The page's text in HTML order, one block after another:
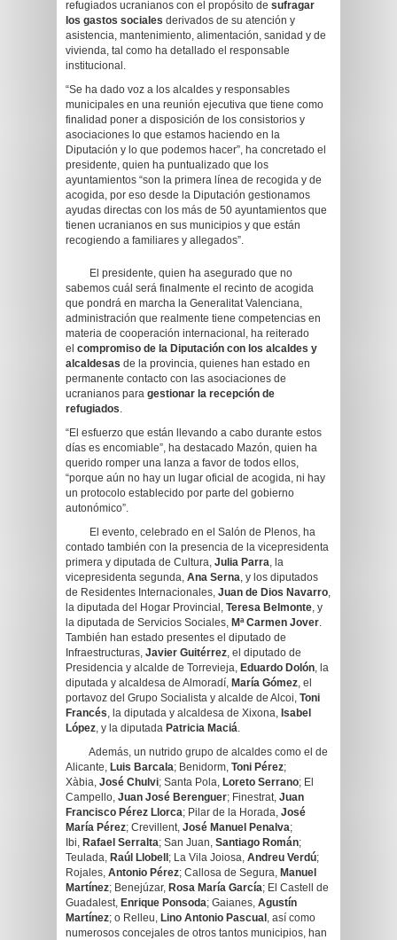
refugiados ucranianos con el propósito de sufragar
los gastos sociales derivados de su atención y
asistencia, mantenimiento, alimentación, sanidad y de
vivienda, tal como ha detallado el responsable
institucional.
“Se ha dado voz a los alcaldes y responsables
municipales en una reunión ejecutiva que tiene como
finalidad poner a disposición de los consistorios y
asociaciones lo que estamos haciendo en la
Diputación y lo que podemos hacer”, ha concretado el
presidente, quien ha puntualizado que los
ayuntamientos “son la primera línea de recogida y de
acogida, por eso desde la Diputación gestionamos
ayudas directas con los más de 50 ayuntamientos que
tienen ucranianos en sus municipios y que están
recogiendo a familiares y allegados”.
El presidente, quien ha asegurado que no
sabemos cuál será finalmente el recinto de acogida
que pondrá en marcha la Generalitat Valenciana,
administración que realmente tiene competencias en
materia de cooperación internacional, ha reiterado
el compromiso de la Diputación con los alcaldes y
alcaldesas de la provincia, quienes han estado en
permanente contacto con las asociaciones de
ucranianos para gestionar la recepción de
refugiados.
“El esfuerzo que están llevando a cabo durante estos
días es encomiable”, ha destacado Mazón, quien ha
querido romper una lanza a favor de todos ellos,
“porque aún no hay un lugar oficial de acogida, ni hay
un protocolo establecido por parte del gobierno
autonómico”.
El evento, celebrado en el Salón de Plenos, ha
contado también con la presencia de la vicepresidenta
primera y diputada de Cultura, Julia Parra, la
vicepresidenta segunda, Ana Serna, y los diputados
de Residentes Internacionales, Juan de Dios Navarro,
la diputada del Hogar Provincial, Teresa Belmonte, y
la diputada de Servicios Sociales, Mª Carmen Jover.
También han estado presentes el diputado de
Infraestructuras, Javier Guitérrez, el diputado de
Presidencia y alcalde de Torrevieja, Eduardo Dolón, la
diputada y alcaldesa de Almoradí, María Gómez, el
portavoz del Grupo Socialista y alcalde de Alcoi, Toni
Francés, la diputada y alcaldesa de Xixona, Isabel
López, y la diputada Patricia Maciá.
Además, un nutrido grupo de alcaldes como el de
Alicante, Luis Barcala; Benidorm, Toni Pérez;
Xàbia, José Chulvi; Santa Pola, Loreto Serrano; El
Campello, Juan José Berenguer; Finestrat, Juan
Francisco Pérez Llorca; Pilar de la Horada, José
María Pérez; Crevillent, José Manuel Penalva;
Ibi, Rafael Serralta; San Juan, Santiago Román;
Teulada, Raúl Llobell ; La Vila Joiosa, Andreu Verdú;
Rojales, Antonio Pérez; Callosa de Segura, Manuel
Martínez; Benejúzar, Rosa María García; El Castell de
Guadalest, Enrique Ponsoda; Gaianes, Agustín
Martínez; o Relleu, Lino Antonio Pascual , así como
numerosos concejales de otros tantos municipios, han